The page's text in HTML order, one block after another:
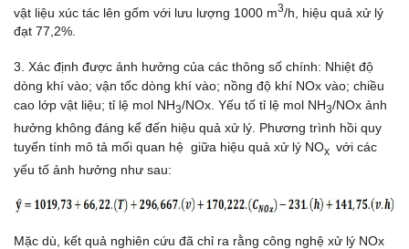
vật liệu xúc tác lên gốm với lưu lượng 1000 m3/h, hiệu quả xử lý
đạt 77,2%.
3. Xác định được ảnh hưởng của các thông số chính: Nhiệt độ
dòng khí vào; vận tốc dòng khí vào; nồng độ khí NOx vào; chiều
cao lớp vật liệu; tỉ lệ mol NH3/NOx. Yếu tố tỉ lệ mol NH3/NOx ảnh
hưởng không đáng kể đến hiệu quả xử lý. Phương trình hồi quy
tuyến tính mô tả mối quan hệ giữa hiệu quả xử lý NOx với các
yếu tố ảnh hưởng như sau:
Mặc dù, kết quả nghiên cứu đã chỉ ra rằng công nghệ xử lý NOx